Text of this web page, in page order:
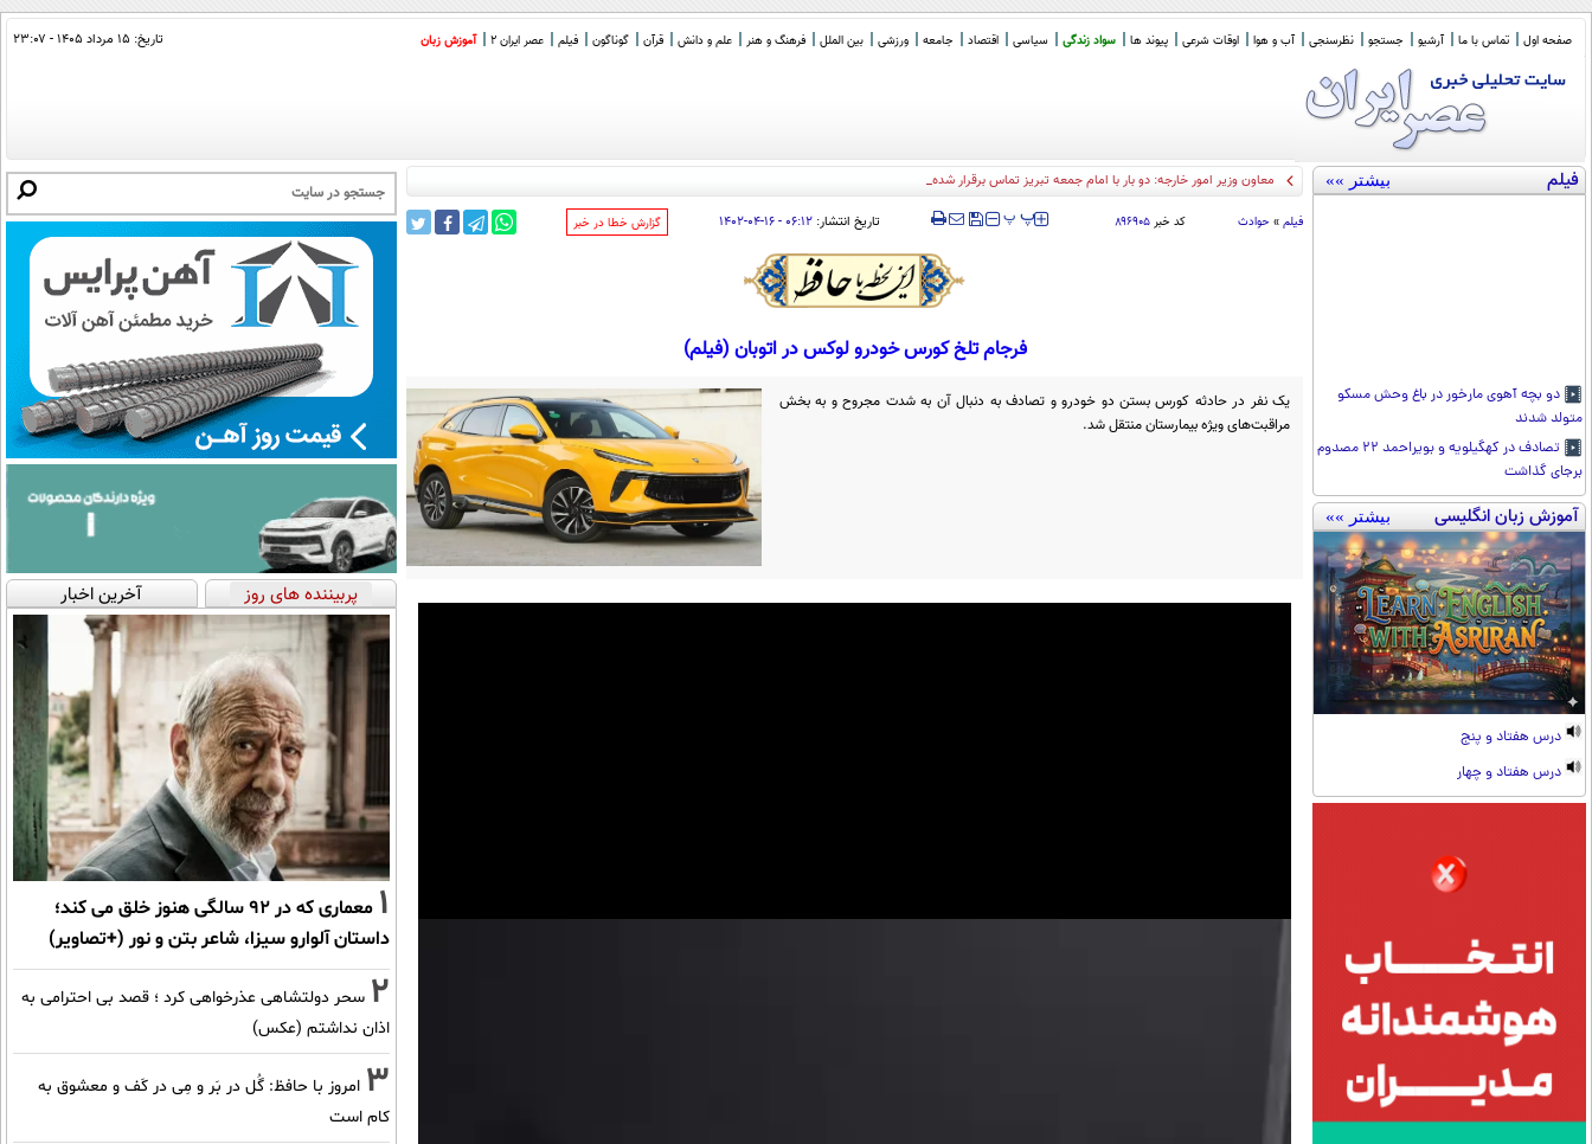
صفحه اول تماس با ما آرشیو جستجو نظرسنجی آب و هوا اوقات شرعی پیوند ها سواد زندگی سیاسی اقتصاد جامعه ورزشی بین الملل فرهنگ و هنر علم و دانش قرآن گوناگون فیلم عصر ایران 2 آموزش زبان تاریخ: ۱۵ مرداد ۱۴۰۵ - ۲۳:۰۷
فیلم بیشتر »»
دو بچه آهوی مارخور در باغ وحش مسکو
متولد شدند
تصادف در کهگیلویه و بویراحمد ۲۲ مصدوم
برجای گذاشت
آموزش زبان انگلیسی بیشتر »»
درس هفتاد و پنج
درس هفتاد و چهار
معاون وزیر امور خارجه: دو بار با امام جمعه تبریز تماس برقرار شده و ایشان گفته بودند من
فیلم » حوادث کد خبر ۸۹۶۹۰۵ ‍‍‍ پ پ تاریخ انتشار: ۰۶:۱۲ - ۱۶-۰۴-۱۴۰۲ ‌گزارش خطا در خبر
فرجام تلخ کورس خودرو لوکس در اتوبان (فیلم)
یک نفر در حادثه کورس بستن دو خودرو و تصادف به دنبال آن به شدت مجروح و به بخش
مراقبت‌های ویژه بیمارستان منتقل شد.
پربیننده های روز آخرین اخبار
1
معماری که در 92 سالگی هنوز خلق می کند؛
داستان آلوارو سیزا، شاعر بتن و نور (+تصاویر)
2 سحر دولتشاهی عذرخواهی کرد ؛ قصد بی احترامی به
اذان نداشتم (عکس)
3 امروز با حافظ: گُل در بَر و مِی در کَف و معشوق به
کام است